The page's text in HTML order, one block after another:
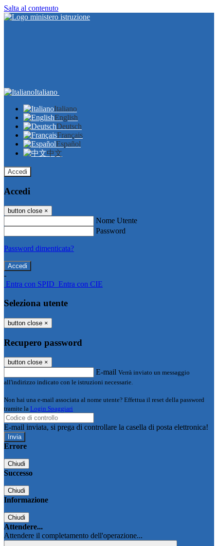
Salta al contenuto
Italiano
Italiano
English
Deutsch
Français
Español
中文
Accedi
Accedi
button close ×
Nome Utente
Password
Password dimenticata?
-
Entra con SPID Entra con CIE
Seleziona utente
button close ×
Recupero password
button close ×
E-mail Verrà inviato un messaggio
all'indirizzo indicato con le istruzioni necessarie.
Non hai una e-mail associata al nome utente? Effettua il reset della password
tramite la Login Spaggiari
E-mail inviata, si prega di controllare la casella di posta elettronica!
Errore
Chiudi
Successo
Chiudi
Informazione
Chiudi
Attendere...
Attendere il completamento dell'operazione...